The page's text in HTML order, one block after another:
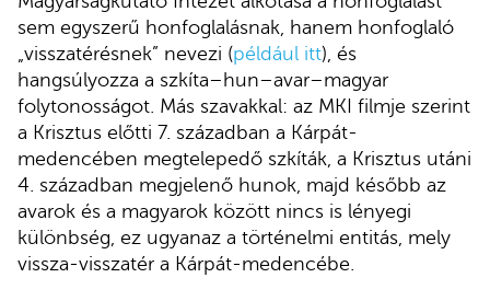
sem egyszerű honfoglalásnak, hanem honfoglaló
„visszatérésnek” nevezi (például itt), és
hangsúlyozza a szkíta–hun–avar–magyar
folytonosságot. Más szavakkal: az MKI filmje szerint
a Krisztus előtti 7. században a Kárpát-
medencében megtelepedő szkíták, a Krisztus utáni
4. században megjelenő hunok, majd később az
avarok és a magyarok között nincs is lényegi
különbség, ez ugyanaz a történelmi entitás, mely
vissza-visszatér a Kárpát-medencébe.